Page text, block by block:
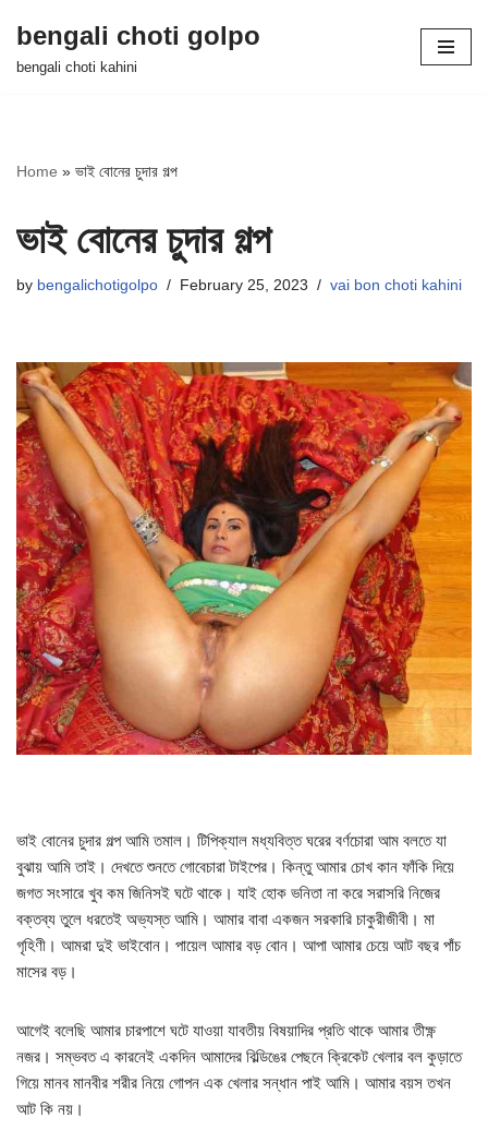
Skip
bengali choti golpo
bengali choti kahini
Home » ভাই বোনের চুদার গল্প
ভাই বোনের চুদার গল্প
by bengalichotigolpo February 25, 2023 vai bon choti kahini
ভাই বোনের চুদার গল্প আমি তমাল। টিপিক্যাল মধ্যবিত্ত ঘরের বর্ণচোরা আম বলতে যা
বুঝায় আমি তাই। দেখতে শুনতে গোবেচারা টাইপের। কিন্তু আমার চোখ কান ফাঁকি দিয়ে
জগত সংসারে খুব কম জিনিসই ঘটে থাকে। যাই হোক ভনিতা না করে সরাসরি নিজের
বক্তব্য তুলে ধরতেই অভ্যস্ত আমি। আমার বাবা একজন সরকারি চাকুরীজীবী। মা
গৃহিণী। আমরা দুই ভাইবোন। পায়েল আমার বড় বোন। আপা আমার চেয়ে আট বছর পাঁচ
মাসের বড়।
আগেই বলেছি আমার চারপাশে ঘটে যাওয়া যাবতীয় বিষয়াদির প্রতি থাকে আমার তীক্ষ্ণ
নজর। সম্ভবত এ কারনেই একদিন আমাদের বিল্ডিঙের পেছনে ক্রিকেট খেলার বল কুড়াতে
গিয়ে মানব মানবীর শরীর নিয়ে গোপন এক খেলার সন্ধান পাই আমি। আমার বয়স তখন
আট কি নয়।